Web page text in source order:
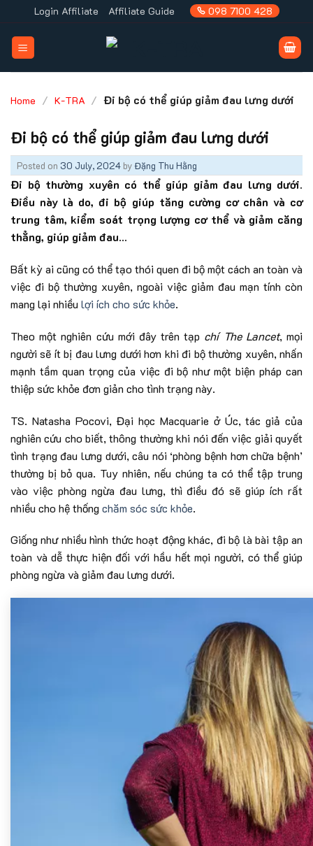
to
content
Login Affiliate Affiliate Guide 098 7100 428
Home / K-TRA / Đi bộ có thể giúp giảm đau lưng dưới
Đi bộ có thể giúp giảm đau lưng dưới
Posted on 30 July, 2024 byĐặng Thu Hằng
Đi bộ thường xuyên có thể giúp giảm đau lưng dưới.
Điều này là do, đi bộ giúp tăng cường cơ chân và cơ
trung tâm, kiểm soát trọng lượng cơ thể và giảm căng
thẳng, giúp giảm đau…
Bất kỳ ai cũng có thể tạo thói quen đi bộ một cách an toàn và
việc đi bộ thường xuyên, ngoài việc giảm đau mạn tính còn
mang lại nhiều lợi ích cho sức khỏe.
Theo một nghiên cứu mới đây trên tạp chí The Lancet, mọi
người sẽ ít bị đau lưng dưới hơn khi đi bộ thường xuyên, nhấn
mạnh tầm quan trọng của việc đi bộ như một biện pháp can
thiệp sức khỏe đơn giản cho tình trạng này.
TS. Natasha Pocovi, Đại học Macquarie ở Úc, tác giả của
nghiên cứu cho biết, thông thường khi nói đến việc giải quyết
tình trạng đau lưng dưới, câu nói ‘phòng bệnh hơn chữa bệnh’
thường bị bỏ qua. Tuy nhiên, nếu chúng ta có thể tập trung
vào việc phòng ngừa đau lưng, thì điều đó sẽ giúp ích rất
nhiều cho hệ thống chăm sóc sức khỏe.
Giống như nhiều hình thức hoạt động khác, đi bộ là bài tập an
toàn và dễ thực hiện đối với hầu hết mọi người, có thể giúp
phòng ngừa và giảm đau lưng dưới.